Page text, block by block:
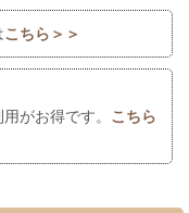
こちら＞＞
がお得です。 こちら